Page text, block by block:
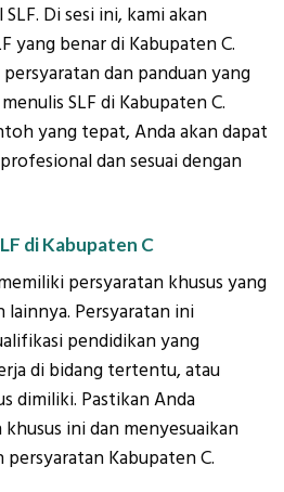
Di sesi ini, kami akan
yang benar di Kabupaten C.
dan panduan yang
SLF di Kabupaten C.
yang tepat, Anda akan dapat
dan sesuai dengan
di Kabupaten C
persyaratan khusus yang
lainnya. Persyaratan ini
pendidikan yang
di bidang tertentu, atau
dimiliki. Pastikan Anda
ini dan menyesuaikan
persyaratan Kabupaten C.